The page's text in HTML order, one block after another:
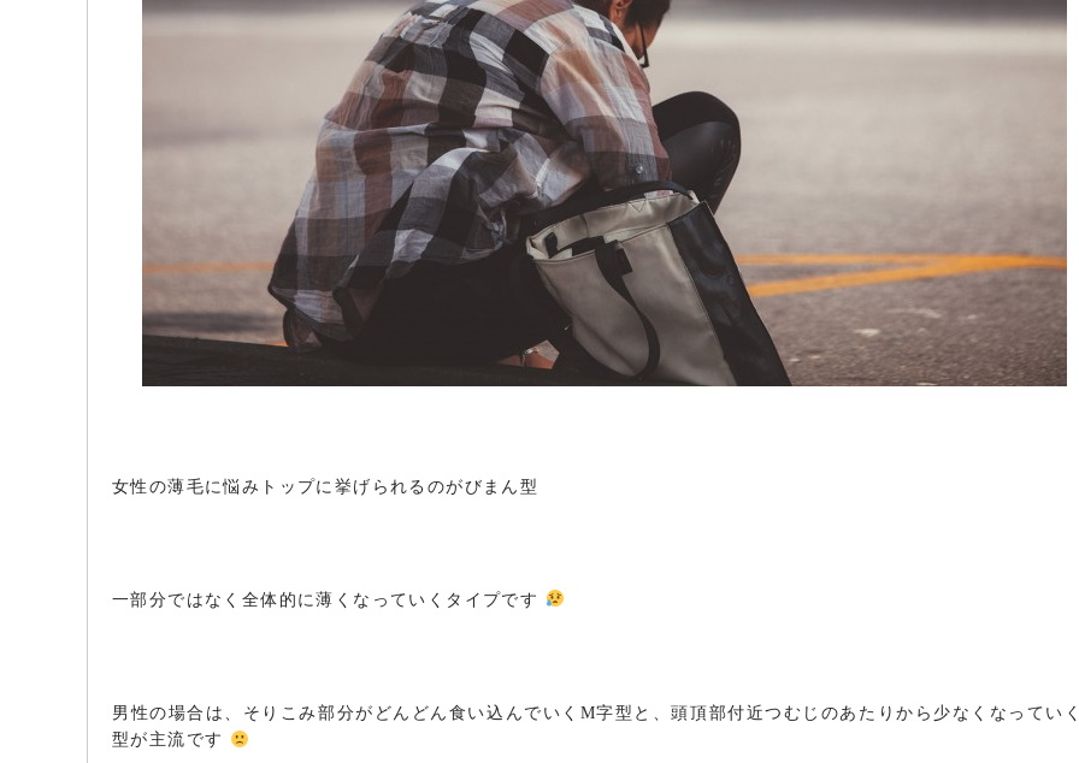
女性の薄毛に悩みトップに挙げられるのがびまん型
一部分ではなく全体的に薄くなっていくタイプです
男性の場合は、そりこみ部分がどんどん食い込んでいくМ字型と、頭頂部付近つむじのあたりから少なくなってい
型が主流です